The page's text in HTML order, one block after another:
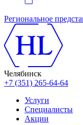
Региональное
Челябинск
+7 (351) 265-64-64
Услуги
Специалисты
Акции